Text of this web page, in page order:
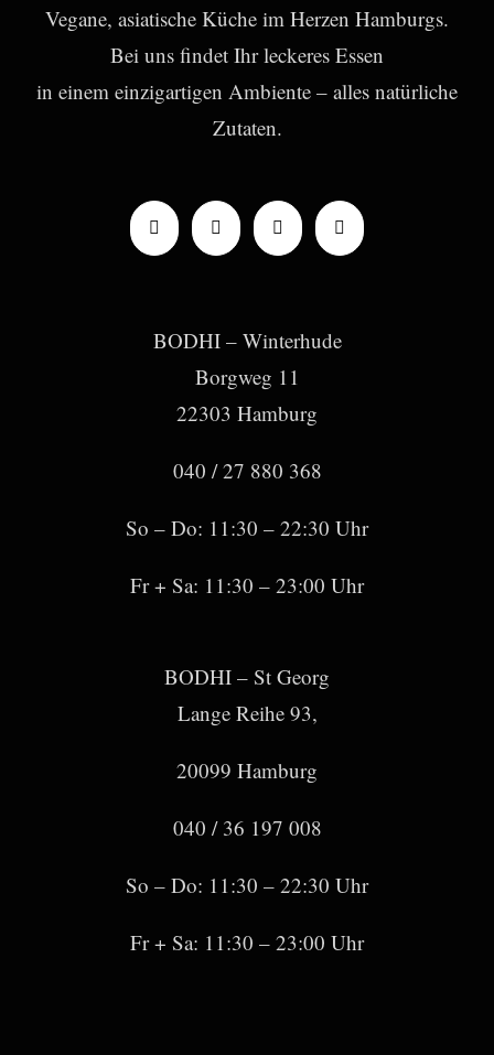
Vegane, asiatische Küche im Herzen Hamburgs.
Bei uns findet Ihr leckeres Essen
in einem einzigartigen Ambiente – alles natürliche
Zutaten.
BODHI – Winterhude
Borgweg 11
22303 Hamburg
040 / 27 880 368
So – Do: 11:30 – 22:30 Uhr
Fr + Sa: 11:30 – 23:00 Uhr
BODHI – St Georg
Lange Reihe 93,
20099 Hamburg
040 / 36 197 008
So – Do: 11:30 – 22:30 Uhr
Fr + Sa: 11:30 – 23:00 Uhr